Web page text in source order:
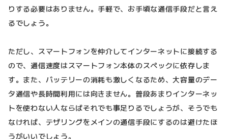
りする必要はありません。手軽で、お手頃な通信手段だと言え
るでしょう。
ただし、スマートフォンを仲介してインターネットに接続する
ので、通信速度はスマートフォン本体のスペックに依存しま
す。また、バッテリーの消耗も激しくなるため、大容量のデー
タ通信や長時間利用には向きません。普段あまりインターネッ
トを使わない人ならばそれでも事足りるでしょうが、そうでも
なければ、テザリングをメインの通信手段にするのは避けたほ
うがいいでしょう。